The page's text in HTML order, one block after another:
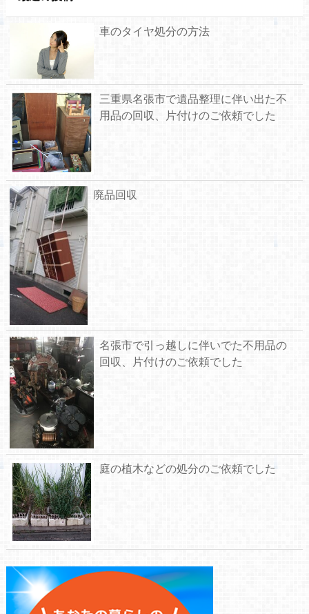
車のタイヤ処分の方法
三重県名張市で遺品整理に伴い出た不
用品の回収、片付けのご依頼でした
廃品回収
名張市で引っ越しに伴いでた不用品の
回収、片付けのご依頼でした
庭の植木などの処分のご依頼でした